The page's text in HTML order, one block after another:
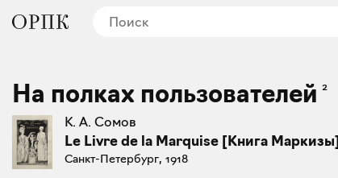
На полках пользователей 2
К. А. Сомов
Le Livre de la Marquise [Книга Маркизы]
Санкт-Петербург, 1918